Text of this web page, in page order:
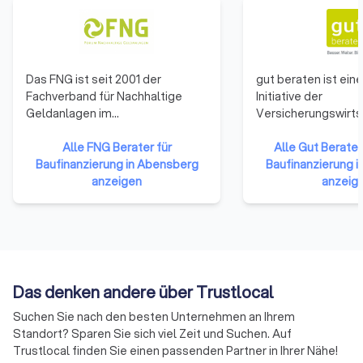
Das FNG ist seit 2001 der
Fachverband für Nachhaltige
Geldanlagen im
CH). Zu unseren rund 200 FNG-
Mitgliedern zählen Banken,
Kapitalanlagegesellschaften,
den Dialog und
Informationsaustausch zwischen
Wirtschaft, Wissenschaft und
Politik und setzt sich seit 2001 für
verbesserte rechtliche und
Alle FNG Berater für
Baufinanzierung in Abensberg
anzeigen
gut beraten ist
Initiative der
Branche
Regelmäßige
vertrieblich
Danach sollten
regelmäßig in
Alle Gut Berate
Baufinanzierung
Das denken andere über Trustlocal
Suchen Sie nach den besten Unternehmen an Ihrem
Standort? Sparen Sie sich viel Zeit und Suchen. Auf
Trustlocal finden Sie einen passenden Partner in Ihrer Nähe!